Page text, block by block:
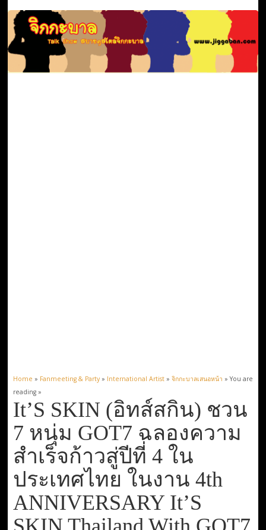
Home » Fanmeeting & Party» International Artist» จิกกะบาลเสนอหน้า » You are
reading »
It’S SKIN (อิทส์สกิน) ชวน
7 หนุ่ม GOT7 ฉลองความ
สำเร็จก้าวสู่ปีที่ 4 ใน
ประเทศไทย ในงาน 4th
ANNIVERSARY It’S